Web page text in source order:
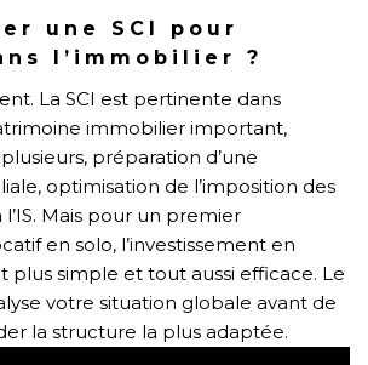
une SCI pour
l’immobilier ?
La SCI est pertinente dans
immobilier important,
préparation d’une
optimisation de l’imposition des
Mais pour un premier
en solo, l’investissement en
plus simple et tout aussi efficace. Le
votre situation globale avant de
la structure la plus adaptée.